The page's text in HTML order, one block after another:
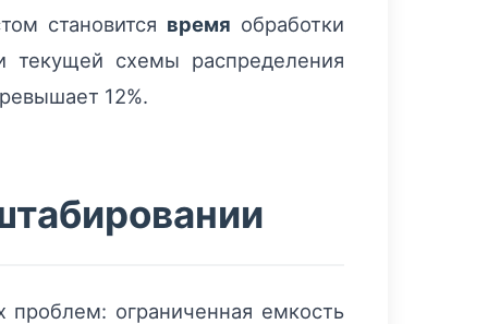
становится время обработки
текущей схемы распределения
12%.
ограниченная емкость